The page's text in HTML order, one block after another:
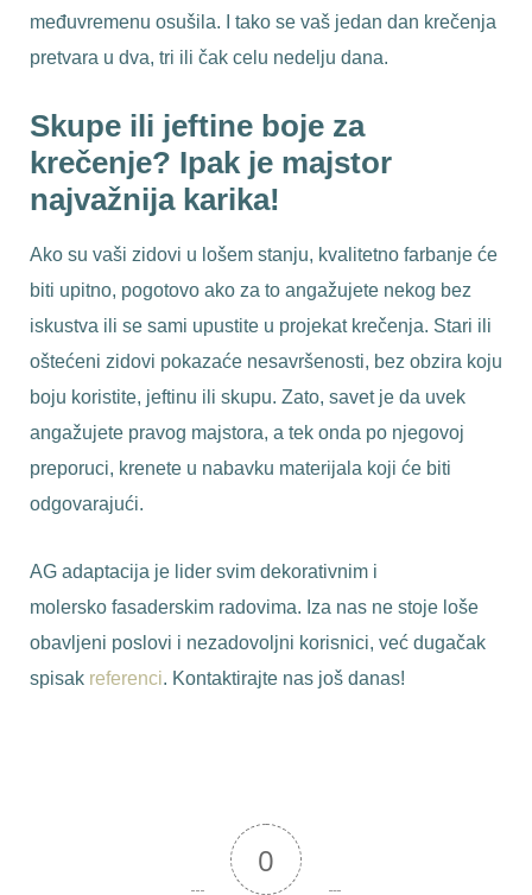
međuvremenu osušila. I tako se vaš jedan dan krečenja
pretvara u dva, tri ili čak celu nedelju dana.
Skupe ili jeftine boje za
krečenje? Ipak je majstor
najvažnija karika!
Ako su vaši zidovi u lošem stanju, kvalitetno farbanje će
biti upitno, pogotovo ako za to angažujete nekog bez
iskustva ili se sami upustite u projekat krečenja. Stari ili
oštećeni zidovi pokazaće nesavršenosti, bez obzira koju
boju koristite, jeftinu ili skupu. Zato, savet je da uvek
angažujete pravog majstora, a tek onda po njegovoj
preporuci, krenete u nabavku materijala koji će biti
odgovarajući.
AG adaptacija je lider svim dekorativnim i
molersko fasaderskim radovima. Iza nas ne stoje loše
obavljeni poslovi i nezadovoljni korisnici, već dugačak
spisak referenci. Kontaktirajte nas još danas!
0